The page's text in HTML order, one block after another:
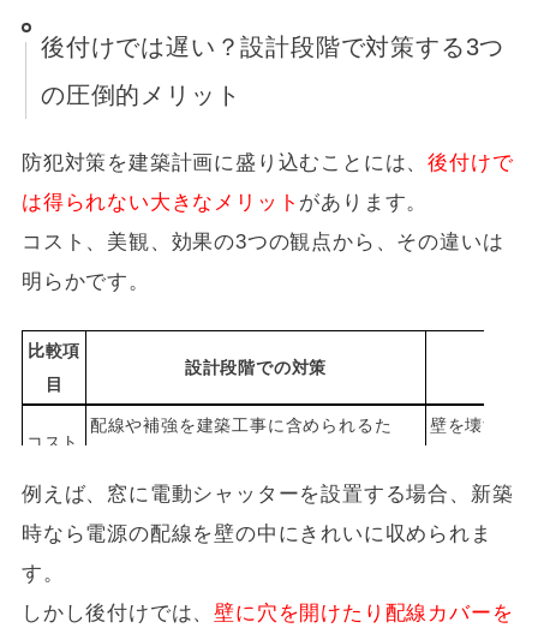
後付けでは遅い？設計段階で対策する3つ
の圧倒的メリット
防犯対策を建築計画に盛り込むことには、後付けで
は得られない大きなメリット があります。
コスト、美観、効果の3つの観点から、その違いは
明らかです。
比較項
目
設計段階での対策
コスト
配線や補強を建築工事に含められるた
壁を壊すな
防犯カメラの配線を壁内に隠せるなど、
外観を損なわない。
配線が露出
なう可能性
効果
設備を配置できる。
きない場合
例えば、窓に電動シャッターを設置する場合、新築
時なら電源の配線を壁の中にきれいに収められま
す。
しかし後付けでは、壁に穴を開けたり配線カバーを